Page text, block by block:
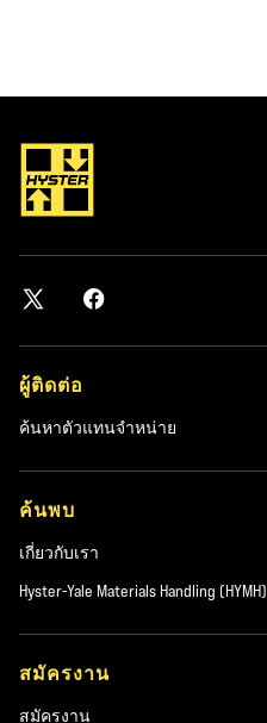
ผู้ติดต่อ
ค้นหาตัวแทนจำหน่าย
ค้นพบ
เกี่ยวกับเรา
Hyster-Yale Materials Handling (HYMH)
สมัครงาน
สมัครงาน